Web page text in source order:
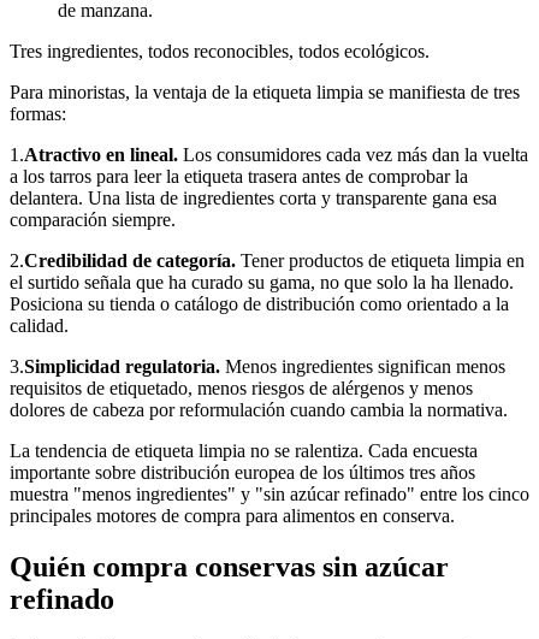
de manzana.
Tres ingredientes, todos reconocibles, todos ecológicos.
Para minoristas, la ventaja de la etiqueta limpia se manifiesta de tres
formas:
1.Atractivo en lineal. Los consumidores cada vez más dan la vuelta
a los tarros para leer la etiqueta trasera antes de comprobar la
delantera. Una lista de ingredientes corta y transparente gana esa
comparación siempre.
2.Credibilidad de categoría. Tener productos de etiqueta limpia en
el surtido señala que ha curado su gama, no que solo la ha llenado.
Posiciona su tienda o catálogo de distribución como orientado a la
calidad.
3.Simplicidad regulatoria. Menos ingredientes significan menos
requisitos de etiquetado, menos riesgos de alérgenos y menos
dolores de cabeza por reformulación cuando cambia la normativa.
La tendencia de etiqueta limpia no se ralentiza. Cada encuesta
importante sobre distribución europea de los últimos tres años
muestra "menos ingredientes" y "sin azúcar refinado" entre los cinco
principales motores de compra para alimentos en conserva.
Quién compra conservas sin azúcar
refinado